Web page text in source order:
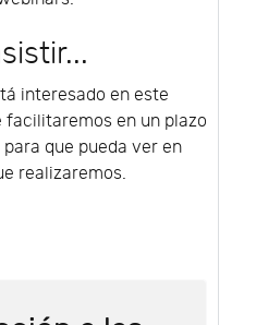
interesado en este
en un plazo
que pueda ver en
realizaremos.